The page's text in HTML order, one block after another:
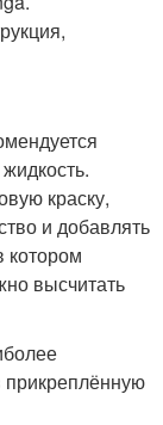
краску,
и добавлять
котором
высчитать